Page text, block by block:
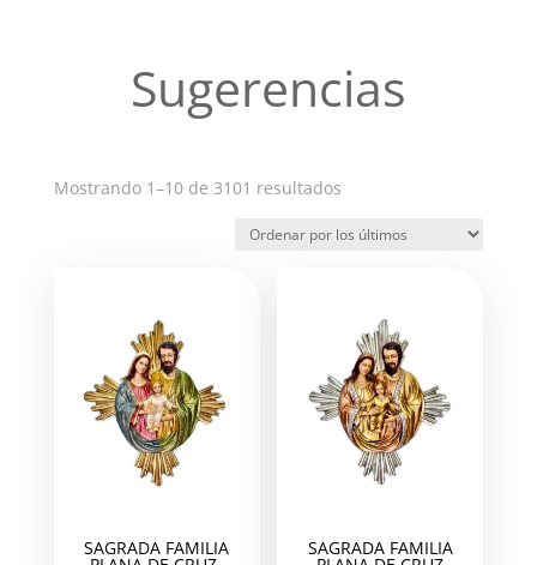
Sugerencias
Mostrando 1–10 de 3101 resultadosOrdenado
los
SAGRADA FAMILIA SAGRADA FAMILIA